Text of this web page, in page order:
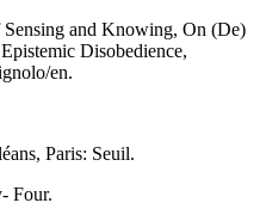
and Knowing, On (De)
Disobedience,
en.
Paris: Seuil.
Four.